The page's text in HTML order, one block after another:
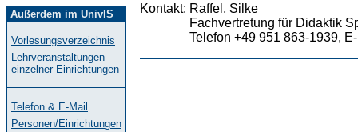
Außerdem im UnivIS
Vorlesungsverzeichnis
Lehrveranstaltungen
einzelner Einrichtungen
Telefon & E-Mail
Personen/Einrichtungen
Kontakt: Raffel, Silke
Fachvertretung für Didaktik
Telefon +49 951 863-1939,